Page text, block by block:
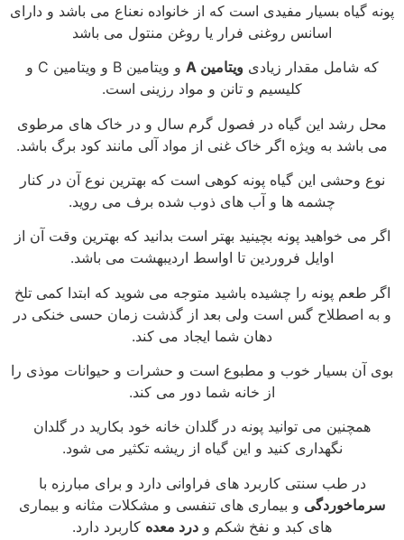
پونه گیاه بسیار مفیدی است که از خانواده نعناع می باشد و دارای
اسانس روغنی فرار یا روغن منتول می باشد
که شامل مقدار زیادیویتامین A
و ویتامین B و ویتامین C و
کلیسیم و تانن و مواد رزینی است.
محل رشد این گیاه در فصول گرم سال و در خاک های مرطوی
می باشد به ویژه اگر خاک غنی از مواد آلی مانند کود برگ باشد.
نوع وحشی این گیاه پونه کوهی است که بهترین نوع آن در کنار
چشمه ها و آب های ذوب شده برف می روید.
اگر می خواهید پونه بچینید بهتر است بدانید که بهترین وقت آن از
اوایل فروردین تا اواسط اردیبهشت می باشد.
اگر طعم پونه را چشیده باشید متوجه می شوید که ابتدا کمی تلخ
و به اصطلاح گس است ولی بعد از گذشت زمان حسی خنکی در
دهان شما ایجاد می کند.
بوی آن بسیار خوب و مطبوع است و حشرات و حیوانات موذی را
از خانه شما دور می کند.
همچنین می توانید پونه در گلدان خانه خود بکارید در گلدان
نگهداری کنید و این گیاه از ریشه تکثیر می شود.
در طب سنتی کاربرد های فراوانی دارد و برای مبارزه با
سرماخوردگی و بیماری های تنفسی و مشکلات مثانه و بیماری
های کبد و نفخ شکم و درد معده کاربرد دارد.